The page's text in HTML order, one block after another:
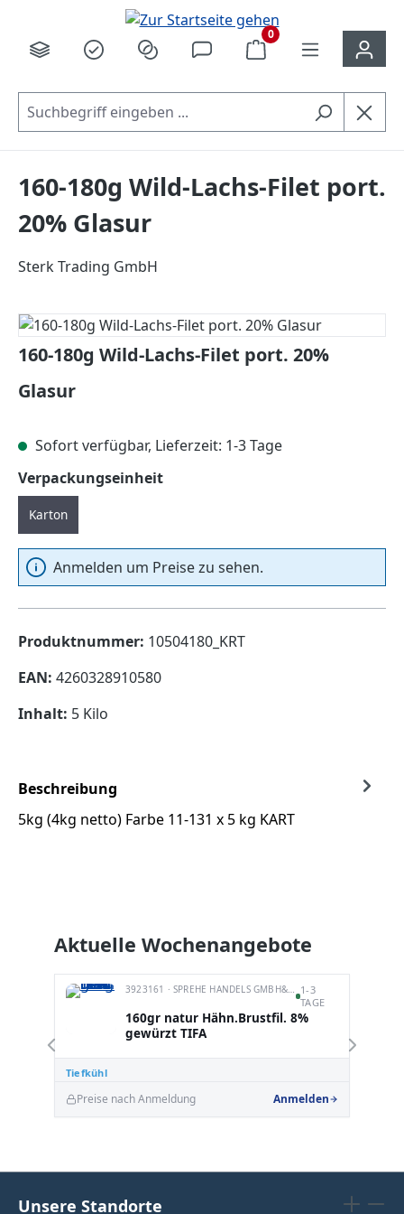
0
160-180g Wild-Lachs-Filet port.
20% Glasur
Sterk Trading GmbH
Bildergalerie überspringen
160-180g Wild-Lachs-Filet port. 20%
Glasur
Sofort verfügbar, Lieferzeit: 1-3 Tage
Verpackungseinheitauswählen
Karton
Anmelden um Preise zu sehen.
Produktnummer: 10504180_KRT
EAN: 4260328910580
Inhalt: 5 Kilo
Beschreibung
5kg (4kg netto) Farbe 11-131 x 5 kg KART
Aktuelle Wochenangebote
Tiefkühl
1-3
TAGE
160gr natur Hähn.Brustfil. 8%
gewürzt TIFA
Preise nach Anmeldung Anmelden
Unsere Standorte